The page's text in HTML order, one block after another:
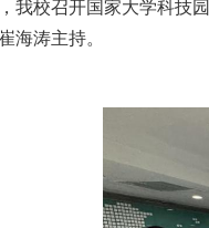
我校召开国家大学科技
海涛主持。